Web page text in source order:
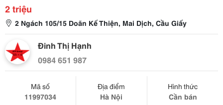
2 triệu
2 Ngách 105/15 Doãn Kế Thiện, Mai Dịch, Cầu Giấy
Đinh Thị Hạnh
0984 651 987
Mã số
11997034
Địa điểm
Hà Nội
Hình thức
Cần bán